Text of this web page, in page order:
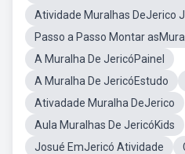
Atividade Muralhas DeJerico
Passo a Passo Montar
A Muralha De JericóPainel
A Muralha De JericóEstudo
Ativadade Muralha DeJerico
Aula Muralhas De JericóKids
Josué EmJericó Atividade